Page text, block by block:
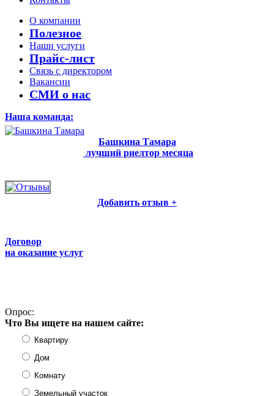
О компании
Полезное
Наши услуги
Прайс-лист
Связь с директором
Вакансии
СМИ о нас
Наша команда:
Башкина Тамара
лучший риелтор месяца
Добавить отзыв +
Договор
на оказание услуг
Опрос:
Что Вы ищете на нашем сайте:
Квартиру
Дом
Комнату
Земельный участок